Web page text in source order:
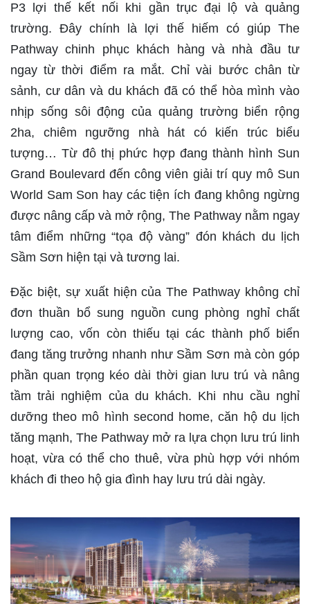
P3 lợi thế kết nối khi gần trục đại lộ và quảng
trường. Đây chính là lợi thế hiếm có giúp The
Pathway chinh phục khách hàng và nhà đầu tư
ngay từ thời điểm ra mắt. Chỉ vài bước chân từ
sảnh, cư dân và du khách đã có thể hòa mình vào
nhịp sống sôi động của quảng trường biển rộng
2ha, chiêm ngưỡng nhà hát có kiến trúc biểu
tượng… Từ đô thị phức hợp đang thành hình Sun
Grand Boulevard đến công viên giải trí quy mô Sun
World Sam Son hay các tiện ích đang không ngừng
được nâng cấp và mở rộng, The Pathway nằm ngay
tâm điểm những “tọa độ vàng” đón khách du lịch
Sầm Sơn hiện tại và tương lai.
Đặc biệt, sự xuất hiện của The Pathway không chỉ
đơn thuần bổ sung nguồn cung phòng nghỉ chất
lượng cao, vốn còn thiếu tại các thành phố biển
đang tăng trưởng nhanh như Sầm Sơn mà còn góp
phần quan trọng kéo dài thời gian lưu trú và nâng
tầm trải nghiệm của du khách. Khi nhu cầu nghỉ
dưỡng theo mô hình second home, căn hộ du lịch
tăng mạnh, The Pathway mở ra lựa chọn lưu trú linh
hoạt, vừa có thể cho thuê, vừa phù hợp với nhóm
khách đi theo hộ gia đình hay lưu trú dài ngày.